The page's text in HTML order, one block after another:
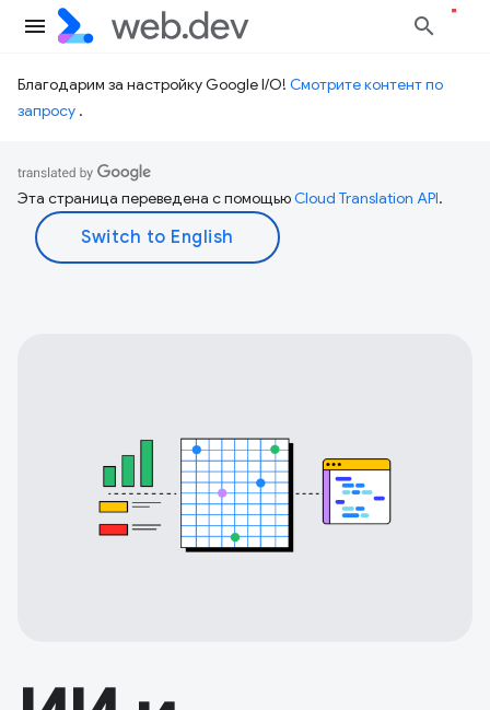
Благодарим за настройку Google I/O! Смотрите контент по
запросу .
Эта страница переведена с помощьюCloud Translation API.